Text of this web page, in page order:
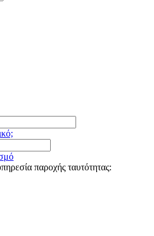
παροχής ταυτότητας: